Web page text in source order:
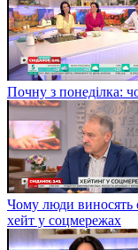
Почну з понеділка:
Чому люди виносять
хейт у соцмережах